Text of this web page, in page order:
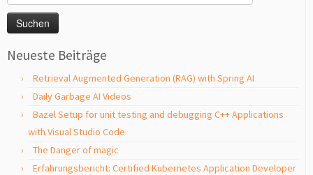
nach:
Neueste Beiträge
Retrieval Augmented Generation (RAG) with Spring AI
Daily Garbage AI Videos
Bazel Setup for unit testing and debugging C++ Applications
with Visual Studio Code
The Danger of magic
Erfahrungsbericht: Certified Kubernetes Application Developer